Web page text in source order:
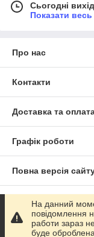
Сьогодні
Показати
Про нас
Контакти
Доставка та
Графік роботи
Повна версія
Сайт створено на
Політика
На данний
повідомлення
работи зараз
буде